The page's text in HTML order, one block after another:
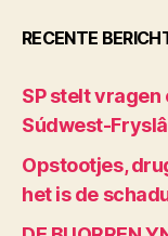
RECENTE
SP stelt
Súdwest-
Opstootjes,
het is de